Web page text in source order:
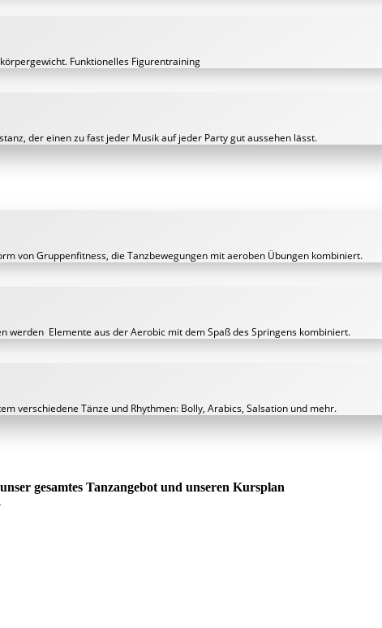
Funktionelles Figurentraining
der einen zu fast jeder Musik auf jeder Party gut aussehen lässt.
von Gruppenfitness, die Tanzbewegungen mit aeroben Übungen kombiniert.
werden Elemente aus der Aerobic mit dem Spaß des Springens kombiniert.
verschiedene Tänze und Rhythmen: Bolly, Arabics, Salsation und mehr.
gesamtes Tanzangebot und unseren Kursplan